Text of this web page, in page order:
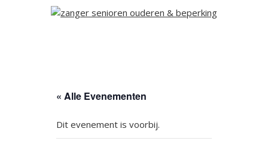
« Alle Evenementen
Dit evenement is voorbij.